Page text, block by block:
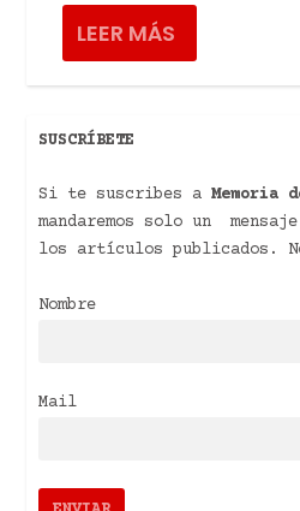
LEER MÁS
SUSCRÍBETE
Si te suscribes aMemoria
mandaremos solo un
los artículos publicados. No
Nombre
Mail